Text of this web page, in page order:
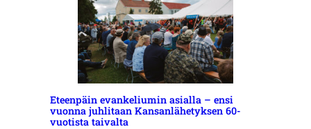
Eteenpäin evankeliumin asialla – ensi
vuonna juhlitaan Kansanlähetyksen 60-
vuotista taivalta